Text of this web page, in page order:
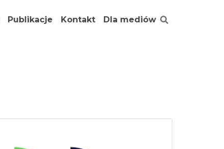
Publikacje Kontakt Dla mediów